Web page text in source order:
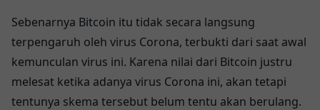
Sebenarnya Bitcoin itu tidak secara langsung
terpengaruh oleh virus Corona, terbukti dari saat awal
kemunculan virus ini. Karena nilai dari Bitcoin justru
melesat ketika adanya virus Corona ini, akan tetapi
tentunya skema tersebut belum tentu akan berulang.